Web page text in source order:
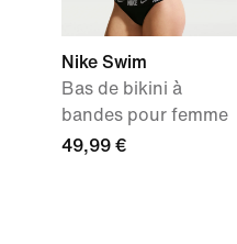
Nike Swim
Bas de bikini à
bandes pour femme
49,99 €